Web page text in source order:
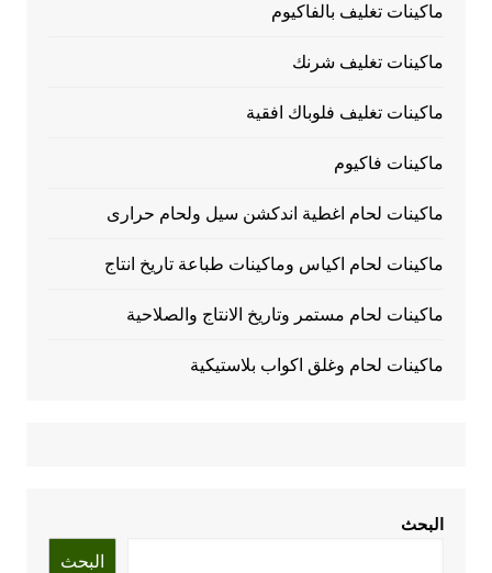
ماكينات تغليف بالفاكيوم
ماكينات تغليف شرنك
ماكينات تغليف فلوباك افقية
ماكينات فاكيوم
ماكينات لحام اغطية اندكشن سيل ولحام حرارى
ماكينات لحام اكياس وماكينات طباعة تاريخ انتاج
ماكينات لحام مستمر وتاريخ الانتاج والصلاحية
ماكينات لحام وغلق اكواب بلاستيكية
البحث
البحث